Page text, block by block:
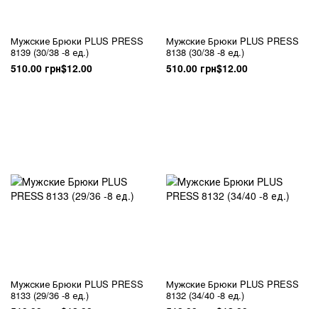
Мужские Брюки PLUS PRESS
8139 (30/38 -8 ед.)
510.00 грн$12.00
Мужские Брюки PLUS PRESS
8138 (30/38 -8 ед.)
510.00 грн$12.00
Мужские Брюки PLUS PRESS
8133 (29/36 -8 ед.)
Мужские Брюки PLUS PRESS
8132 (34/40 -8 ед.)